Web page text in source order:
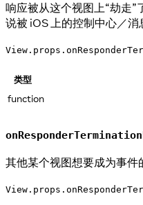
响应被从这个视图上“劫走
说被 iOS 上的控制中心／消
类型
function
其他某个视图想要成为事